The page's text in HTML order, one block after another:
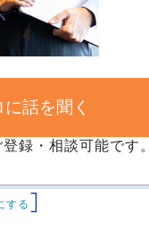
話を聞く
録・相談可能です。
する]